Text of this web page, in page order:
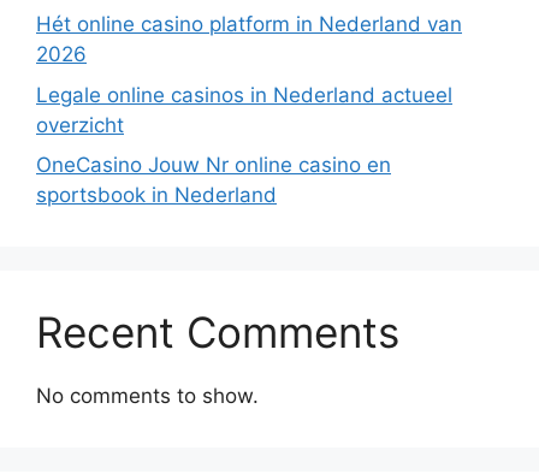
Hét online casino platform in Nederland van
2026
Legale online casinos in Nederland actueel
overzicht
OneCasino Jouw Nr online casino en
sportsbook in Nederland
Recent Comments
No comments to show.